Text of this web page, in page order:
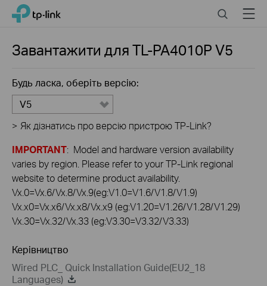
Click
navigation
TP-Link, Reliably Smart SearchMenu
Завантажити дляTL-PA4010PV5
Будь ласка, оберіть версію:
V5
> Як дізнатись про версію пристрою TP-Link?
IMPORTANT: Model and hardware version availability
varies by region. Please refer to your TP-Link regional
website to determine product availability.
Vx.0=Vx.6/Vx.8/Vx.9(eg:V1.0=V1.6/V1.8/V1.9)
Vx.x0=Vx.x6/Vx.x8/Vx.x9 (eg:V1.20=V1.26/V1.28/V1.29)
Vx.30=Vx.32/Vx.33 (eg:V3.30=V3.32/V3.33)
Керівництво
Wired PLC_ Quick Installation Guide(EU2_18
Languages)